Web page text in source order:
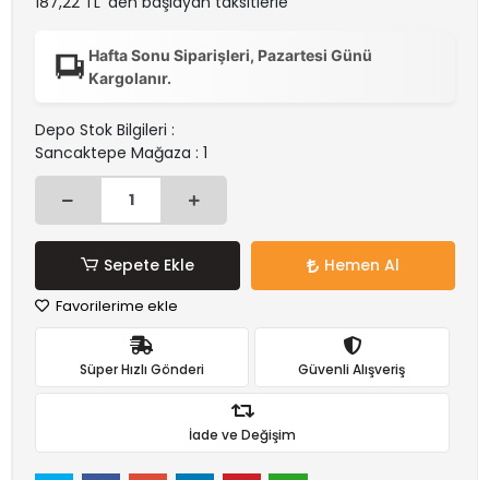
Hafta Sonu Siparişleri, Pazartesi Günü
Kargolanır.
Depo Stok Bilgileri :
Sancaktepe Mağaza : 1
Sepete Ekle Hemen Al
Favorilerime ekle
Süper Hızlı Gönderi Güvenli Alışveriş
İade ve Değişim